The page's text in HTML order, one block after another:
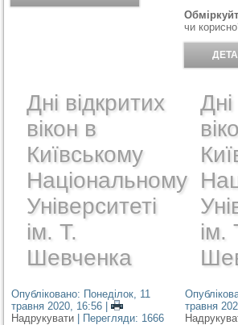
чи
Дні відкритих
вікон в
Київському
Національному
Університеті
ім. Т.
Шевченка
Опубліковано: Понеділок, 11
травня 2020, 16:56 |
Надрукувати
| Перегляди: 1666
ім.
травня